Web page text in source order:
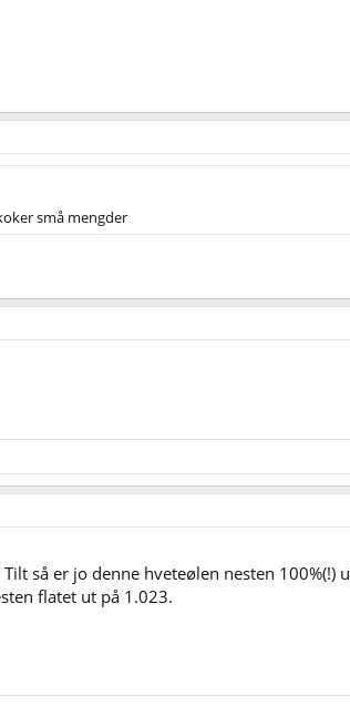
små mengder
så er jo denne hveteølen nesten 100%(!)
flatet ut på 1.023.